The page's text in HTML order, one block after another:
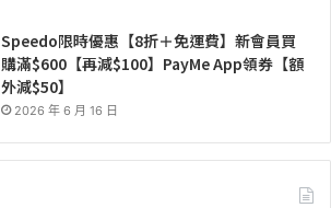
Speedo限時優惠【8折＋免運費】新會員買
購滿$600【再減$100】PayMe App領券【額
外減$50】
2026 年 6 月 16 日